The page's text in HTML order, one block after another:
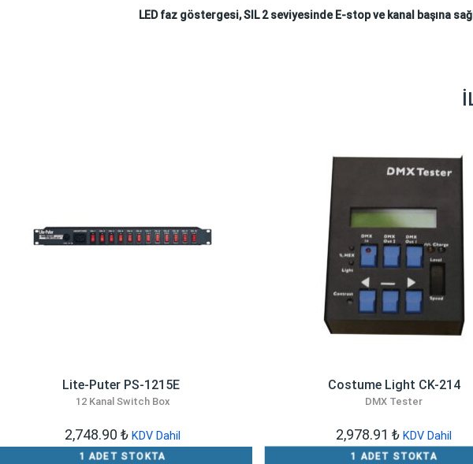
LED faz göstergesi, SIL 2 seviyesinde E-stop ve kanal başına
​Lite-Puter PS-1215E
12 Kanal Switch Box
2,748.90 ₺ KDV Dahil
1 ADET STOKTA
Costume Light CK-214
DMX Tester
2,978.91₺ KDV Dahil
1 ADET STOKTA